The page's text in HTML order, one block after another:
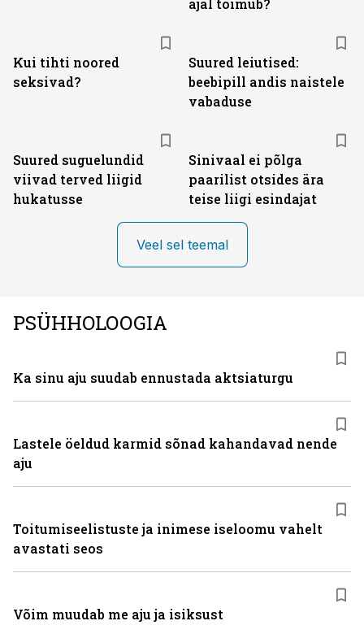
ajal toimub?
Kui tihti noored
seksivad?
Suured leiutised:
beebipill andis naistele
vabaduse
Suured suguelundid
viivad terved liigid
hukatusse
Sinivaal ei põlga
paarilist otsides ära
teise liigi esindajat
Veel sel teemal
PSÜHHOLOOGIA
Ka sinu aju suudab ennustada aktsiaturgu
Lastele öeldud karmid sõnad kahandavad nende
aju
Toitumiseelistuste ja inimese iseloomu vahelt
avastati seos
Võim muudab me aju ja isiksust